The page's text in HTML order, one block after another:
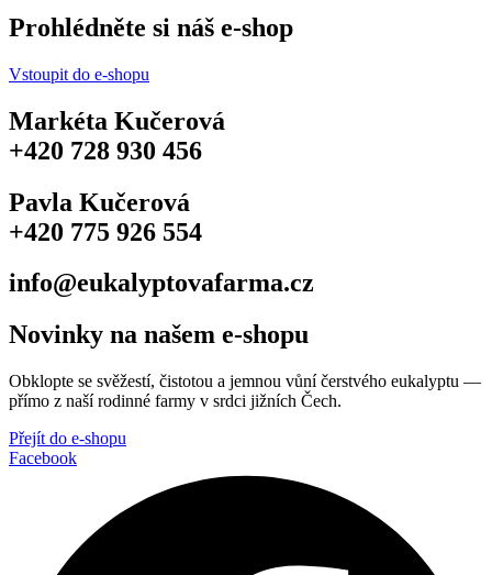
Prohlédněte si náš e-shop
Vstoupit do e-shopu
Markéta Kučerová
‪+420 728 930 456‬
Pavla Kučerová
‪+420 775 926 554
info@eukalyptovafarma.cz
Novinky na našem e-shopu
Obklopte se svěžestí, čistotou a jemnou vůní čerstvého eukalyptu —
přímo z naší rodinné farmy v srdci jižních Čech.
Přejít do e-shopu
Facebook